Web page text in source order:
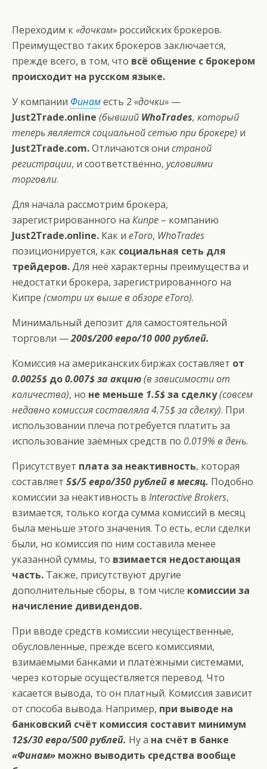
Переходим к«дочкам» российских брокеров.
Преимущество таких брокеров заключается,
прежде всего, в том, что всё общение с брокером
происходит на русском языке.
У компании Финаместь 2 «дочки» —
Just2Trade.online (бывший WhoTrades, который
теперь является социальной сетью при брокере) и
Just2Trade.com.Отличаются они страной
регистрации, и соответственно, условиями
торговли.
Для начала рассмотрим брокера,
зарегистрированного на Кипре – компанию
Just2Trade.online. Как и eToro, WhoTrades
позиционируется, как социальная сеть для
трейдеров.Для неё характерны преимущества и
недостатки брокера, зарегистрированного на
Кипре (смотри их выше в обзоре eToro).
Минимальный депозит для самостоятельной
торговли —200$/200 евро/10 000 рублей.
Комиссия на американских биржах составляет от
0.0025$ до0.007$ за акцию(в зависимости от
количества), но не меньше 1.5$за сделку(совсем
недавно комиссия составляла 4.75$ за сделку). При
использовании плеча потребуется платить за
использование заёмных средств по 0.019% в день.
Присутствует плата за неактивность, которая
составляет 5$/5 евро/350 рублей в месяц. Подобно
комиссии за неактивность в Interactive Brokers,
взимается, только когда сумма комиссий в месяц
была меньше этого значения. То есть, если сделки
были, но комиссия по ним составила менее
указанной суммы, то взимается недостающая
часть. Также, присутствуют другие
дополнительные сборы, в том числе комиссии за
начисление дивидендов.
При вводе средств комиссии несущественные,
обусловленные, прежде всего комиссиями,
взимаемыми банками и платёжными системами,
через которые осуществляется перевод. Что
касается вывода, то он платный. Комиссия зависит
от способа вывода. Например, при выводе на
банковский счёт комиссия составит минимум
12$/30 евро/500 рублей. Ну а на счёт в банке
«Финам» можно выводить средства вообще